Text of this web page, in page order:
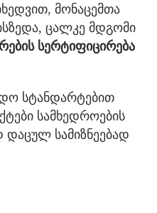
მონაცემთა
ცალკე მდგომი
სერტიფიცირება
სტანდარტებით
სამხედროების
სამიზნეებად